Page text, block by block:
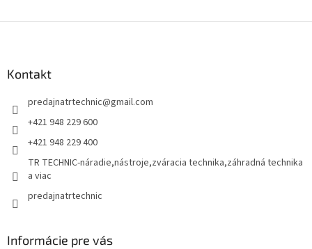
Kontakt
predajnatrtechnic@gmail.com
+421 948 229 600
+421 948 229 400
TR TECHNIC-náradie,nástroje,zváracia technika,záhradná technika
a viac
predajnatrtechnic
Informácie pre vás